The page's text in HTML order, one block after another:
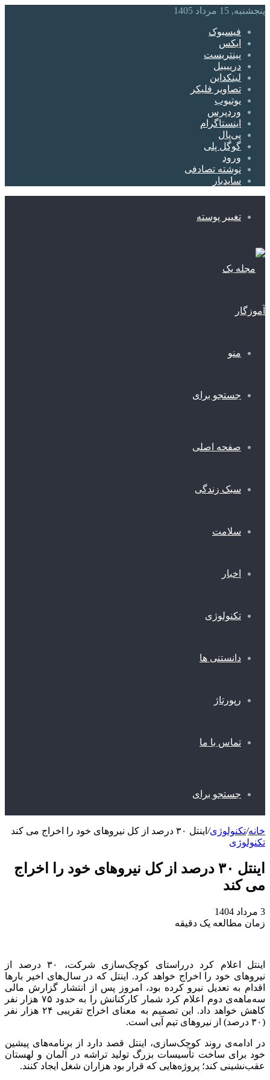
پنجشنبه, 15 مرداد 1405
فیسبوک
ایکس
پینتریست
دریبببل
لینکداین
تصاویر فلیکر
یوتیوب
وردپرس
اینستاگرام
پی‌پال
گوگل پلی
ورود
نوشته تصادفی
سایدبار
تغییر پوسته
منو
جستجو برای
صفحه اصلی
سبک زندگی
سلامت
اخبار
تکنولوژی
دانستنی ها
رپورتاژ
تماس با ما
جستجو برای
خانه/تکنولوژی/ اینتل ۳۰ درصد از کل نیروهای خود را اخراج می کند
تکنولوژی
اینتل ۳۰ درصد از کل نیروهای خود را اخراج
می کند
3 مرداد 1404
زمان مطالعه یک دقیقه
اینتل اعلام کرد درراستای کوچک‌سازی شرکت، ۳۰ درصد از
نیروهای خود را اخراج خواهد کرد. اینتل که در سال‌های اخیر بارها
اقدام به تعدیل نیرو کرده بود، امروز پس از انتشار گزارش مالی
سه‌ماهه‌ی دوم اعلام کرد شمار کارکنانش را به حدود ۷۵ هزار نفر
کاهش خواهد داد. این تصمیم به معنای اخراج تقریبی ۲۴ هزار نفر
(۳۰ درصد) از نیروهای تیم آبی است.
در ادامه‌ی روند کوچک‌سازی، اینتل قصد دارد از برنامه‌های پیشین
خود برای ساخت تأسیسات بزرگ تولید تراشه در آلمان و لهستان
عقب‌نشینی کند؛ پروژه‌هایی که قرار بود هزاران شغل ایجاد کنند.